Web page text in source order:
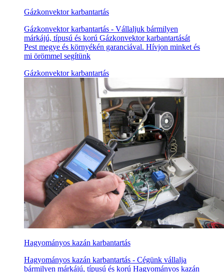
Gázkonvektor karbantartás
Gázkonvektor karbantartás - Vállaljuk bármilyen
márkájú, típusú és korú Gázkonvektor karbantartását
Pest megye és környékén garanciával. Hívjon minket és
mi örömmel segítünk
Gázkonvektor karbantartás
Hagyományos kazán karbantartás
Hagyományos kazán karbantartás - Cégünk vállalja
bármilyen márkájú, típusú és korú Hagyományos kazán